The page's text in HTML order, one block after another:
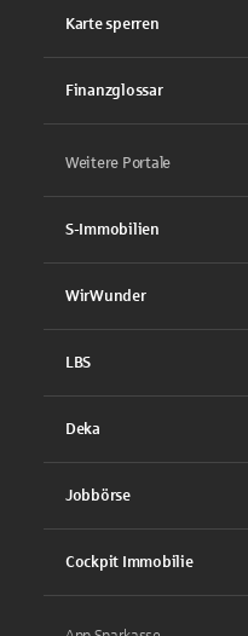
Karte sperren
Finanzglossar
Weitere Portale
S-Immobilien
WirWunder
LBS
Deka
Jobbörse
Cockpit Immobilie